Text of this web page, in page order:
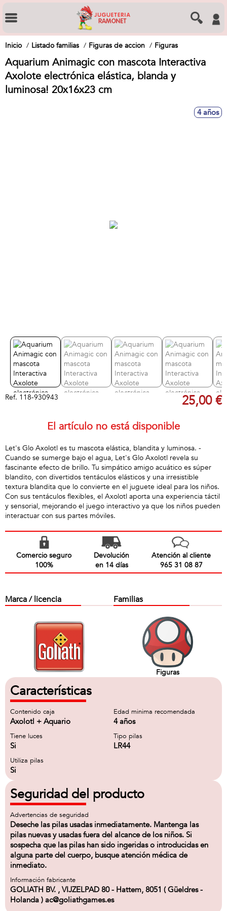
Inicio Listado familias Figuras de accion Figuras
Aquarium Animagic con mascota Interactiva
Axolote electrónica elástica, blanda y
luminosa! 20x16x23 cm
4 años
Ref. 118-930943 25,00 €
El artículo no está disponible
Let's Glo Axolotl es tu mascota elástica, blandita y luminosa. -
Cuando se sumerge bajo el agua, Let's Glo Axolotl revela su
fascinante efecto de brillo. Tu simpático amigo acuático es súper
blandito, con divertidos tentáculos elásticos y una irresistible
textura blandita que lo convierte en el juguete ideal para los niños.
Con sus tentáculos flexibles, el Axolotl aporta una experiencia táctil
y sensorial, mejorando el juego interactivo ya que los niños pueden
interactuar con sus partes móviles.
Comercio seguro
100%
Devolución
en 14 días
Atención al cliente
965 31 08 87
Marca / licencia Familias
Figuras
Características
Contenido caja
Axolotl + Aquario
Edad minima recomendada
4 años
Tiene luces
Si
Tipo pilas
LR44
Utiliza pilas
Si
Seguridad del producto
Advertencias de seguridad
Deseche las pilas usadas inmediatamente. Mantenga las
pilas nuevas y usadas fuera del alcance de los niños. Si
sospecha que las pilas han sido ingeridas o introducidas en
alguna parte del cuerpo, busque atención médica de
inmediato.
Información fabricante
GOLIATH BV. , VIJZELPAD 80 - Hattem, 8051 ( Güeldres -
Holanda ) ac@goliathgames.es